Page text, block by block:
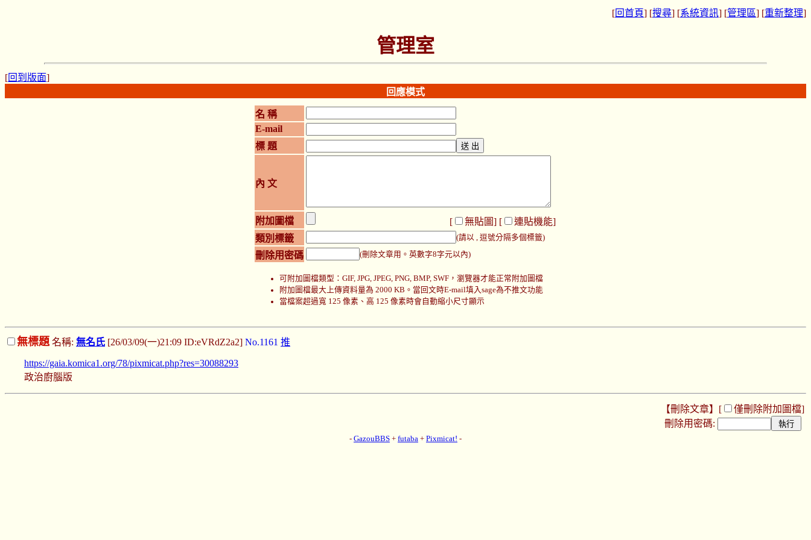
[回首頁] [搜尋] [系統資訊] [管理區] [重新整理]
管理室
[回到版面]
回應模式
名 稱
E-mail
標 題
內 文
附加圖檔 [ 無貼圖] [ 連貼機能]
類別標籤
(請以 , 逗號分隔多個標籤)
刪除用密碼 (刪除文章用。英數字8字元以內)
可附加圖檔類型：GIF, JPG, JPEG, PNG, BMP, SWF，瀏覽器才能正常附加圖檔
附加圖檔最大上傳資料量為 2000 KB。當回文時E-mail填入sage為不推文功能
當檔案超過寬 125 像素、高 125 像素時會自動縮小尺寸顯示
無標題 名稱: 無名氏 [26/03/09(一)21:09 ID:eVRdZ2a2] No.1161 推
https://gaia.komica1.org/78/pixmicat.php?res=30088293
政治廚腦版
【刪除文章】[ 僅刪除附加圖檔]
刪除用密碼:
- GazouBBS + futaba + Pixmicat! -